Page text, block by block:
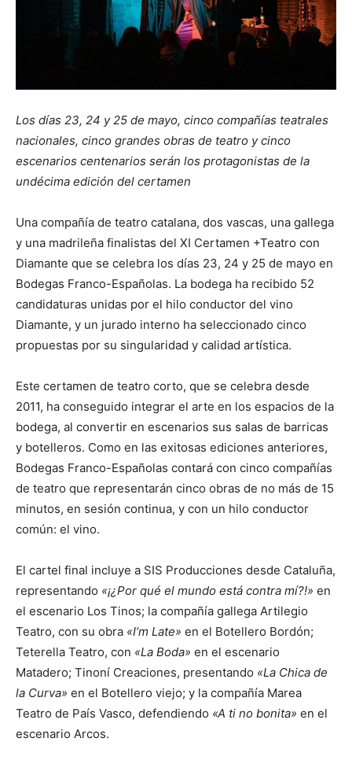
Los días 23, 24 y 25 de mayo, cinco compañías teatrales
nacionales, cinco grandes obras de teatro y cinco
escenarios centenarios serán los protagonistas de la
undécima edición del certamen
Una compañía de teatro catalana, dos vascas, una gallega
y una madrileña finalistas del XI Certamen +Teatro con
Diamante que se celebra los días 23, 24 y 25 de mayo en
Bodegas Franco-Españolas. La bodega ha recibido 52
candidaturas unidas por el hilo conductor del vino
Diamante, y un jurado interno ha seleccionado cinco
propuestas por su singularidad y calidad artística.
Este certamen de teatro corto, que se celebra desde
2011, ha conseguido integrar el arte en los espacios de la
bodega, al convertir en escenarios sus salas de barricas
y botelleros. Como en las exitosas ediciones anteriores,
Bodegas Franco-Españolas contará con cinco compañías
de teatro que representarán cinco obras de no más de 15
minutos, en sesión continua, y con un hilo conductor
común: el vino.
El cartel final incluye a SIS Producciones desde Cataluña,
representando «¡¿Por qué el mundo está contra mí?!» en
el escenario Los Tinos; la compañía gallega Artilegio
Teatro, con su obra «I’m Late» en el Botellero Bordón;
Teterella Teatro, con «La Boda» en el escenario
Matadero; Tinoní Creaciones, presentando «La Chica de
la Curva» en el Botellero viejo; y la compañía Marea
Teatro de País Vasco, defendiendo «A ti no bonita» en el
escenario Arcos.